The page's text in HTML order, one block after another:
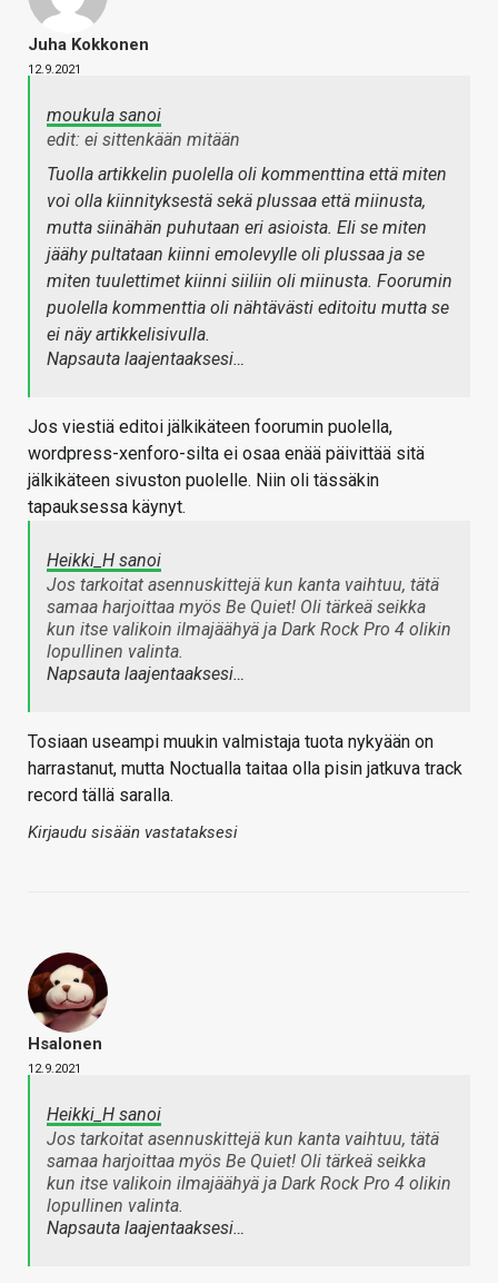
Juha Kokkonen
12.9.2021
moukula sanoi
edit: ei sittenkään mitään
Tuolla artikkelin puolella oli kommenttina että miten
voi olla kiinnityksestä sekä plussaa että miinusta,
mutta siinähän puhutaan eri asioista. Eli se miten
jäähy pultataan kiinni emolevylle oli plussaa ja se
miten tuulettimet kiinni siiliin oli miinusta. Foorumin
puolella kommenttia oli nähtävästi editoitu mutta se
ei näy artikkelisivulla.
Napsauta laajentaaksesi…
Jos viestiä editoi jälkikäteen foorumin puolella,
wordpress-xenforo-silta ei osaa enää päivittää sitä
jälkikäteen sivuston puolelle. Niin oli tässäkin
tapauksessa käynyt.
Heikki_H sanoi
Jos tarkoitat asennuskittejä kun kanta vaihtuu, tätä
samaa harjoittaa myös Be Quiet! Oli tärkeä seikka
kun itse valikoin ilmajäähyä ja Dark Rock Pro 4 olikin
lopullinen valinta.
Napsauta laajentaaksesi…
Tosiaan useampi muukin valmistaja tuota nykyään on
harrastanut, mutta Noctualla taitaa olla pisin jatkuva track
record tällä saralla.
Kirjaudu sisään vastataksesi
Hsalonen
12.9.2021
Heikki_H sanoi
Jos tarkoitat asennuskittejä kun kanta vaihtuu, tätä
samaa harjoittaa myös Be Quiet! Oli tärkeä seikka
kun itse valikoin ilmajäähyä ja Dark Rock Pro 4 olikin
lopullinen valinta.
Napsauta laajentaaksesi…